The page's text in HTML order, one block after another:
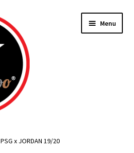
Menu
PSG x JORDAN 19/20